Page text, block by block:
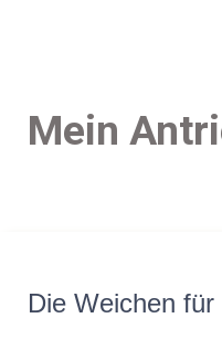
Mein
Die Weichen